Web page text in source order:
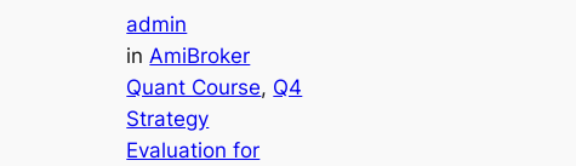
admin
inAmiBroker
Quant Course, Q4
Strategy
Evaluation for